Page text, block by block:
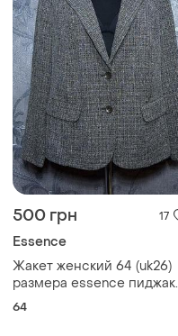
500 грн 17
Essence
Жакет женский 64 (uk26)
размера essence пиджак
блейзер стильный прямой
64